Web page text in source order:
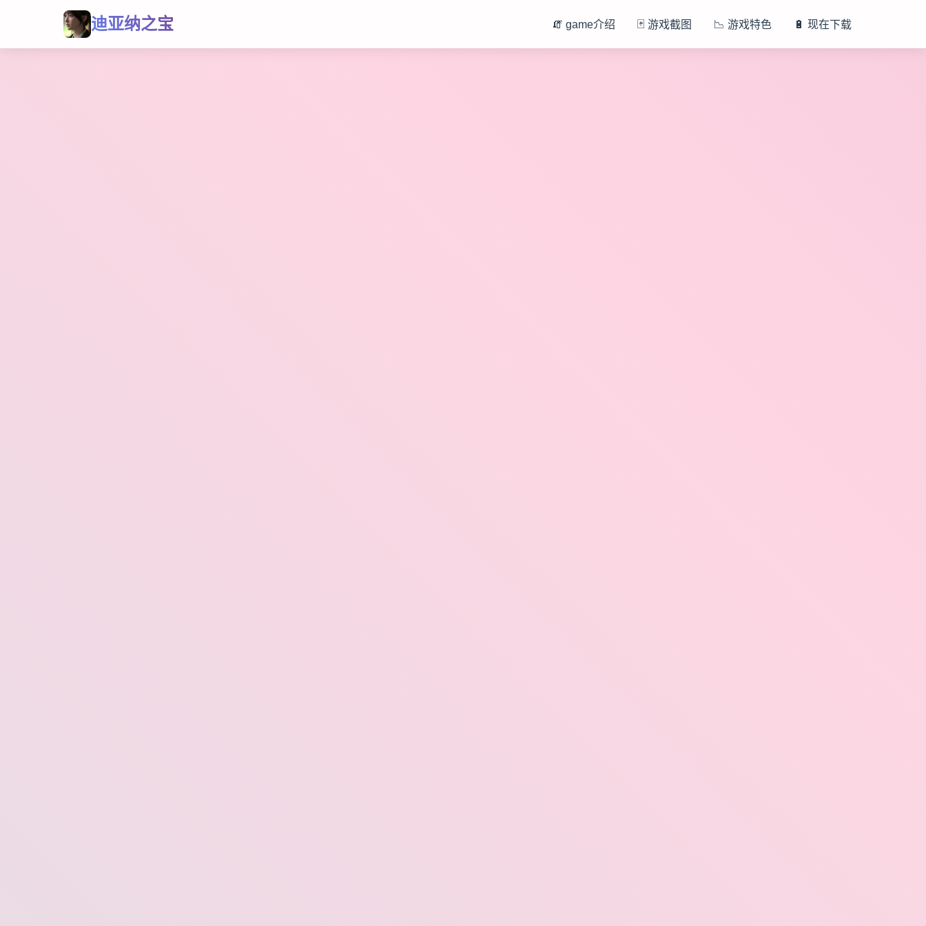
迪亚纳之宝 🧯 game介绍 🃏 游戏截图 📉 游戏特色 🔋 现在下载